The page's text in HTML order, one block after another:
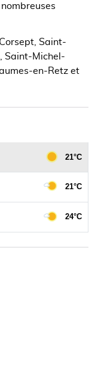
Saint-
Saint-Michel-
en-Retz et